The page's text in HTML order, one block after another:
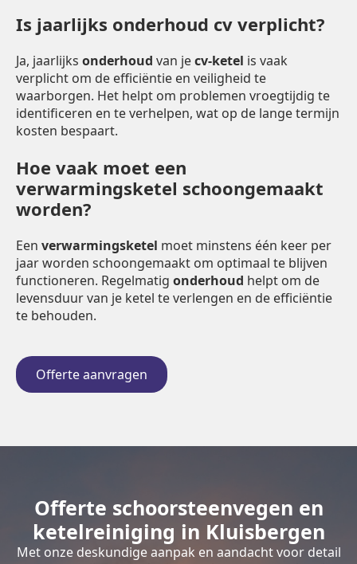
Is jaarlijks onderhoud cv verplicht?
Ja, jaarlijks onderhoud van jecv-ketel is vaak
verplicht om de efficiëntie en veiligheid te
waarborgen. Het helpt om problemen vroegtijdig te
identificeren en te verhelpen, wat op de lange termijn
kosten bespaart.
Hoe vaak moet een
verwarmingsketel schoongemaakt
worden?
Een verwarmingsketel moet minstens één keer per
jaar worden schoongemaakt om optimaal te blijven
functioneren. Regelmatig onderhoud helpt om de
levensduur van je ketel te verlengen en de efficiëntie
te behouden.
Offerte aanvragen
Offerte schoorsteenvegen en
ketelreiniging in Kluisbergen
Met onze deskundige aanpak en aandacht voor detail